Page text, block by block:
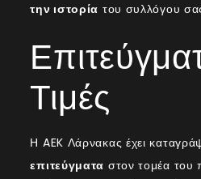
την ιστορία του συλλόγου
Τιμές
Η AEK Λάρνακας έχει
επιτεύγματα στον τομέα του